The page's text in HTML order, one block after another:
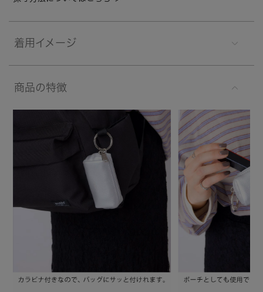
着用イメージ
商品の特徴